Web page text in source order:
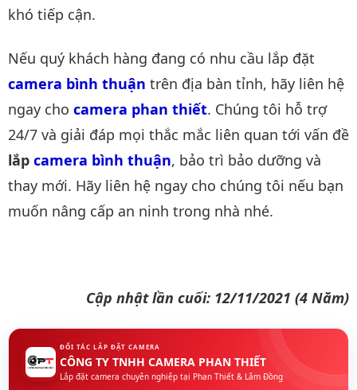
khó tiếp cận.
Nếu quý khách hàng đang có nhu cầu lắp đặt
camera bình thuận trên địa bàn tỉnh, hãy liên hệ
ngay cho camera phan thiết. Chúng tôi hỗ trợ
24/7 và giải đáp mọi thắc mắc liên quan tới vấn đề
lắp camera bình thuận, bảo trì bảo dưỡng và
thay mới. Hãy liên hệ ngay cho chúng tôi nếu bạn
muốn nâng cấp an ninh trong nhà nhé.
Cập nhật lần cuối: 12/11/2021 (4 Năm)
ĐỐI TÁC LẮP ĐẶT CAMERA
CÔNG TY TNHH CAMERA PHAN THIẾT
Lắp đặt camera chuyên nghiệp tại Phan Thiết & Lâm Đồng